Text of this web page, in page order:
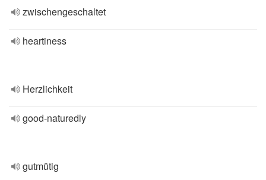
zwischengeschaltet
heartiness
Herzlichkeit
good-naturedly
gutmütig